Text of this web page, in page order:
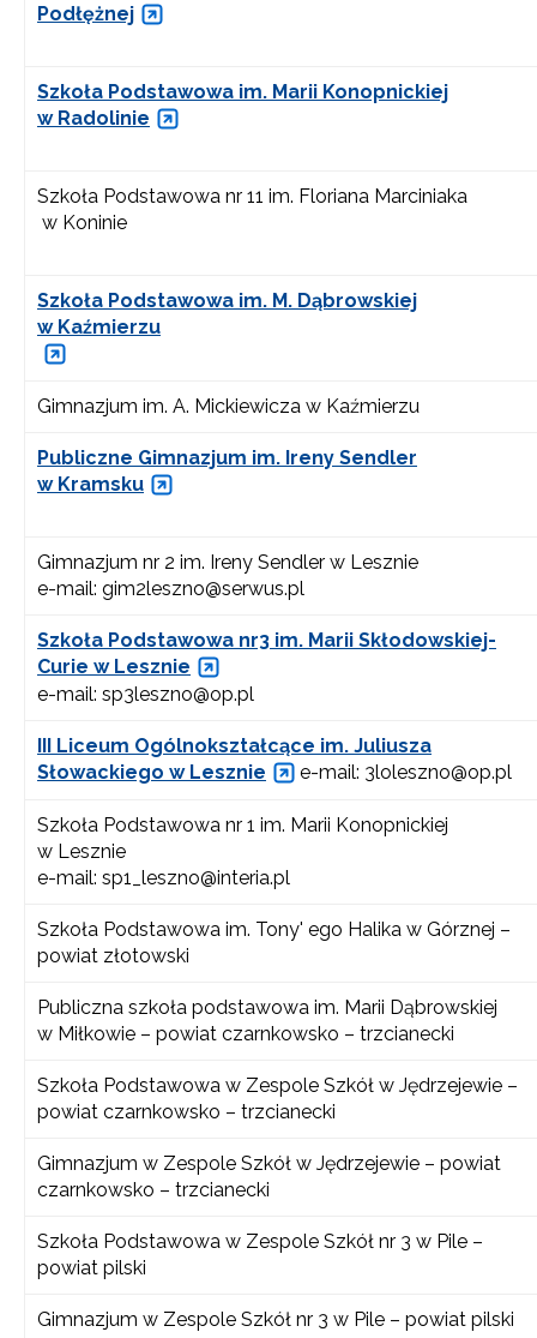
Podłężnej
Szkoła Podstawowa im. Marii Konopnickiej
w Radolinie
Szkoła Podstawowa nr 11 im. Floriana Marciniaka
w Koninie
Szkoła Podstawowa im. M. Dąbrowskiej
w Kaźmierzu
Gimnazjum im. A. Mickiewicza w Kaźmierzu
Publiczne Gimnazjum im. Ireny Sendler
w Kramsku
Gimnazjum nr 2 im. Ireny Sendler w Lesznie
e-mail: gim2leszno@serwus.pl
Szkoła Podstawowa nr3 im. Marii Skłodowskiej-
Curie w Lesznie
e-mail: sp3leszno@op.pl
III Liceum Ogólnokształcące im. Juliusza
Słowackiego w Lesznie
e-mail: 3loleszno@op.pl
Szkoła Podstawowa nr 1 im. Marii Konopnickiej
w Lesznie
e-mail: sp1_leszno@interia.pl
Szkoła Podstawowa im. Tony' ego Halika w Górznej –
powiat złotowski
Publiczna szkoła podstawowa im. Marii Dąbrowskiej
w Miłkowie – powiat czarnkowsko – trzcianecki
Szkoła Podstawowa w Zespole Szkół w Jędrzejewie –
powiat czarnkowsko – trzcianecki
Gimnazjum w Zespole Szkół w Jędrzejewie – powiat
czarnkowsko – trzcianecki
Szkoła Podstawowa w Zespole Szkół nr 3 w Pile –
powiat pilski
Gimnazjum w Zespole Szkół nr 3 w Pile – powiat pilski